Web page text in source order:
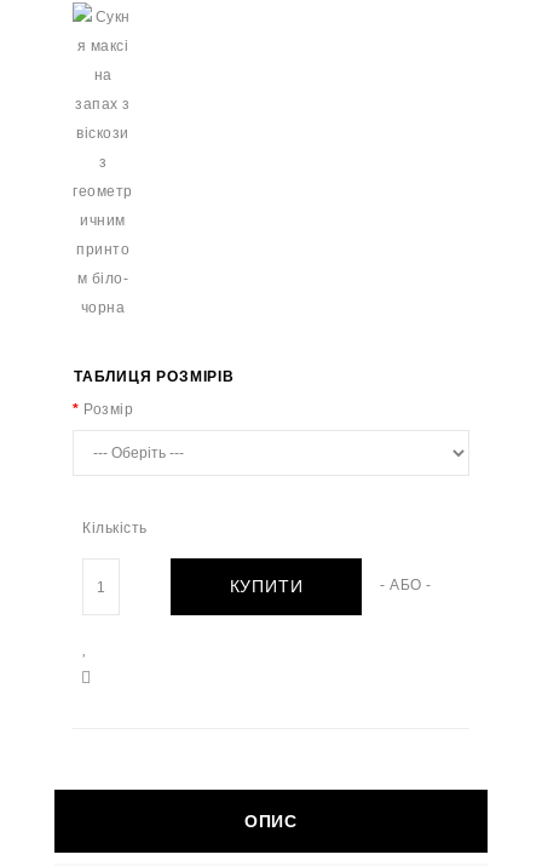
ТАБЛИЦЯ РОЗМІРІВ
Розмір
Кількість
КУПИТИ - АБО -
ОПИС